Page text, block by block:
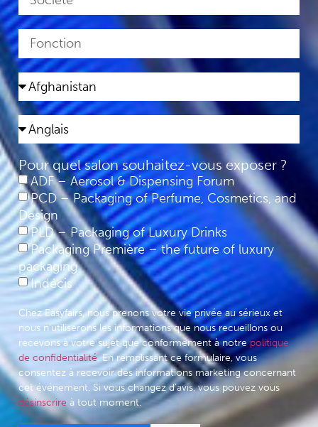
Pour quel salon souhaitez-vous exposer ?
ADF – Aerosol & Dispensing Forum
PCD – Packaging of Perfume, Cosmetics, and
Design
PLD – Packaging of Luxury Drinks
Packaging Première – the future of luxury
packaging
Indécis
Chez Easyfairs, nous prenons votre vie privée au sérieux et
nous n'utiliserons les informations que nous recueillons ou
recevons à votre sujet que conformément à notrepolitique
de confidentialité. En remplissant ce formulaire, vous
consentez à recevoir des informations marketing concernant
cet événement. Si vous changez d'avis, vous pouvez vous
désinscrire à tout moment.